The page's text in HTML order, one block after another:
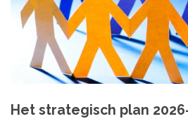
Het strategisch plan